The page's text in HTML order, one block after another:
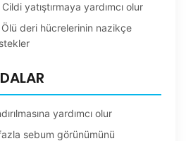
yatıştırmaya yardımcı olur
deri hücrelerinin nazikçe
yardımcı olur
sebum görünümünü